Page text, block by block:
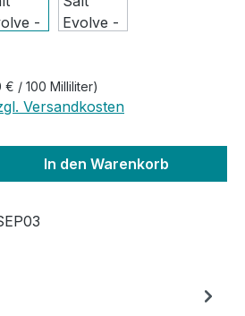
€ / 100 Milliliter)
Versandkosten
Gib den
In den Warenkorb